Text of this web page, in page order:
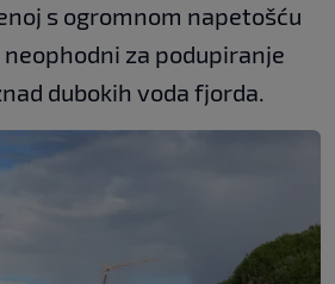
s ogromnom napetošću
za podupiranje
dubokih voda fjorda.